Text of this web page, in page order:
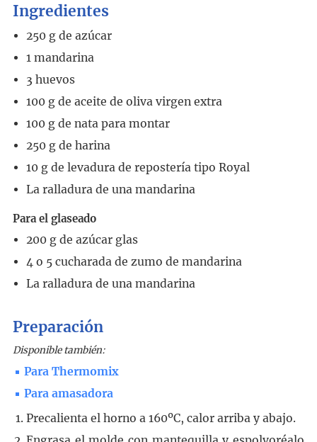
Ingredientes
250 g de azúcar
1 mandarina
3 huevos
100 g de aceite de oliva virgen extra
100 g de nata para montar
250 g de harina
10 g de levadura de repostería tipo Royal
La ralladura de una mandarina
Para el glaseado
200 g de azúcar glas
4 o 5 cucharada de zumo de mandarina
La ralladura de una mandarina
Preparación
Disponible también:
Para Thermomix
Para amasadora
Precalienta el horno a 160ºC, calor arriba y abajo.